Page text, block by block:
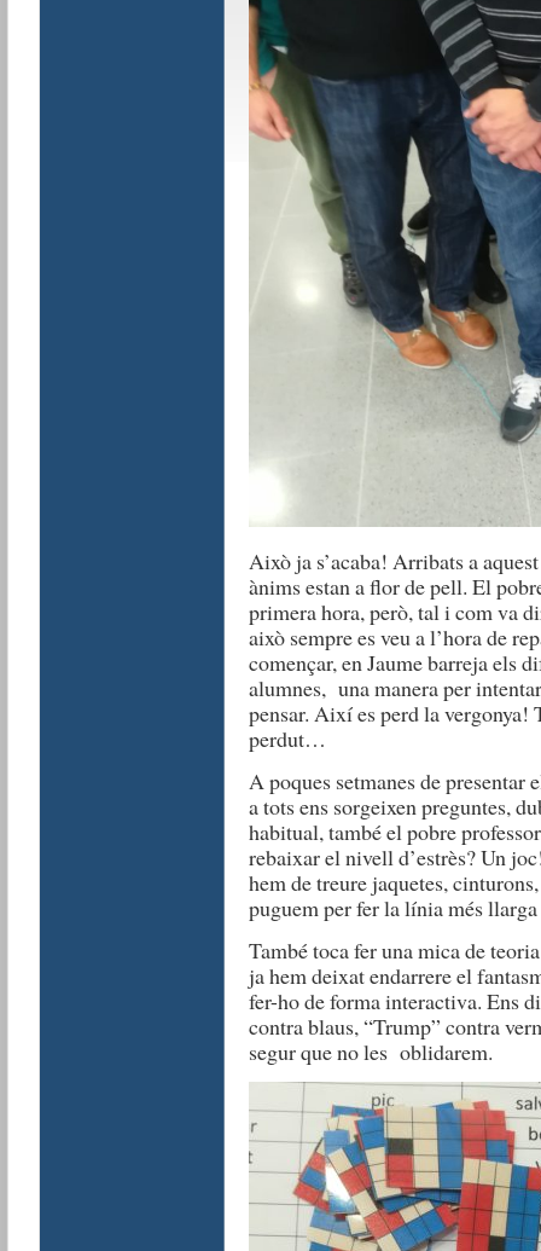
Això ja s’acaba! Arribats a
ànims estan a flor de pell. El
primera hora, però, tal i com va
això sempre es veu a l’hora de
començar, en Jaume barreja els
alumnes, una manera per
pensar. Així es perd la vergonya!
perdut…
A poques setmanes de presentar
a tots ens sorgeixen preguntes,
habitual, també el pobre
rebaixar el nivell d’estrès? Un
hem de treure jaquetes,
puguem per fer la línia més
També toca fer una mica de
ja hem deixat endarrere el
fer-ho de forma interactiva.
contra blaus, “Trump” contra
segur que no les oblidarem.